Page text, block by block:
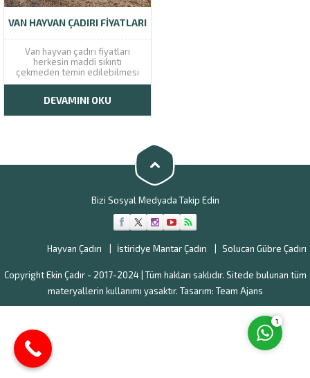
VAN HAYVAN ÇADIRI FIYATLARI
Van hayvan çadırı fiyatları
herkesin maddi sıkıntı
çekmeden temin edilebilmesi
adına ekonomik fiyatlar ile
ve küçükbaş hayvan
yetiştiriciliği ile ilgilenen
adına uygun ödeme seçenekleri
de...
DEVAMINI OKU
Bizi Sosyal Medyada Takip Edin
Hayvan Çadırı İstiridye Mantar Çadırı Solucan Gübre Çadırı
Copyright Ekin Çadır - 2017-2024 | Tüm hakları saklıdır. Sitede bulunan tüm
materyallerin kullanımı yasaktır. Tasarım: Team Ajans
Müşteri Temsilcisi
Cevap Yaz
1